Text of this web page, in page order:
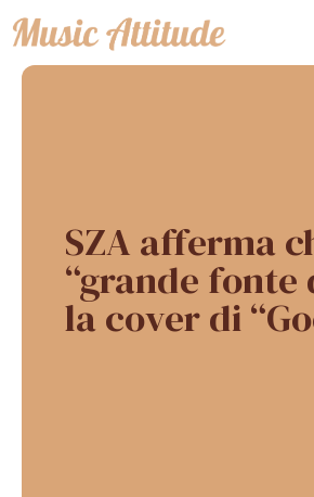
Vai
al
contenuto
SZA afferma
“grande fonte
la cover di